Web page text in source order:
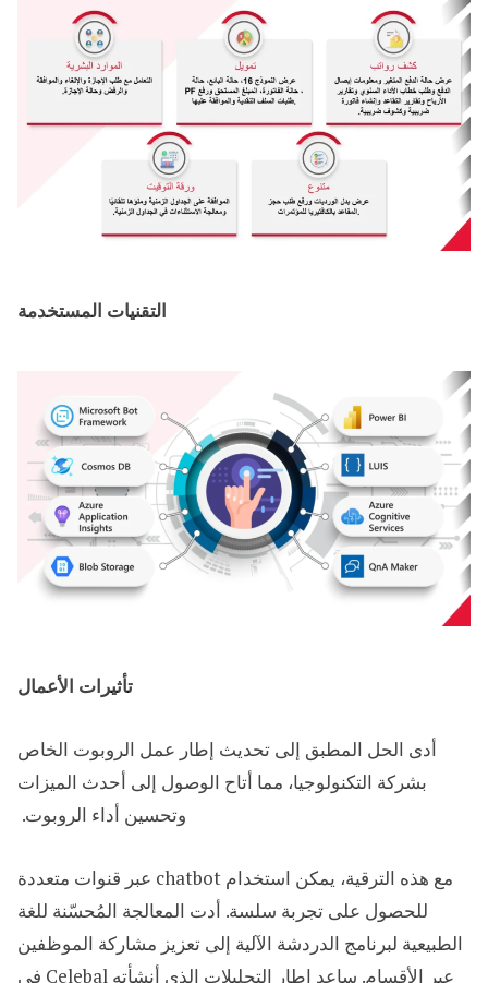
التقنيات المستخدمة
تأثيرات الأعمال
أدى الحل المطبق إلى تحديث إطار عمل الروبوت الخاص
بشركة التكنولوجيا، مما أتاح الوصول إلى أحدث الميزات
وتحسين أداء الروبوت. ​
مع هذه الترقية، يمكن استخدام chatbot عبر قنوات متعددة
للحصول على تجربة سلسة. أدت المعالجة المُحسّنة للغة
الطبيعية لبرنامج الدردشة الآلية إلى تعزيز مشاركة الموظفين
عبر الأقسام. ساعد إطار التحليلات الذي أنشأته Celebal في